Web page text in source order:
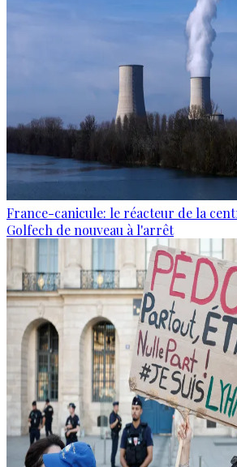
France-canicule: le réacteur de la
Golfech de nouveau à l'arrêt